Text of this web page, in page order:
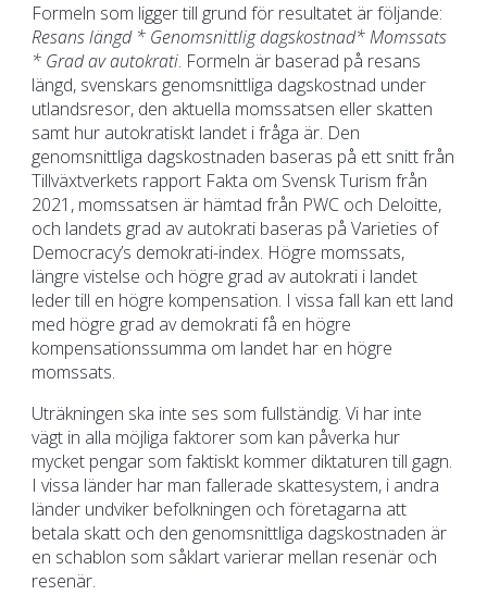
Formeln som ligger till grund för resultatet är följande:
Resans längd * Genomsnittlig dagskostnad* Momssats
* Grad av autokrati. Formeln är baserad på resans
längd, svenskars genomsnittliga dagskostnad under
utlandsresor, den aktuella momssatsen eller skatten
samt hur autokratiskt landet i fråga är. Den
genomsnittliga dagskostnaden baseras på ett snitt från
Tillväxtverkets rapport Fakta om Svensk Turism från
2021, momssatsen är hämtad från PWC och Deloitte,
och landets grad av autokrati baseras på Varieties of
Democracy’s demokrati-index. Högre momssats,
längre vistelse och högre grad av autokrati i landet
leder till en högre kompensation. I vissa fall kan ett land
med högre grad av demokrati få en högre
kompensationssumma om landet har en högre
momssats.
Uträkningen ska inte ses som fullständig. Vi har inte
vägt in alla möjliga faktorer som kan påverka hur
mycket pengar som faktiskt kommer diktaturen till gagn.
I vissa länder har man fallerade skattesystem, i andra
länder undviker befolkningen och företagarna att
betala skatt och den genomsnittliga dagskostnaden är
en schablon som såklart varierar mellan resenär och
resenär.